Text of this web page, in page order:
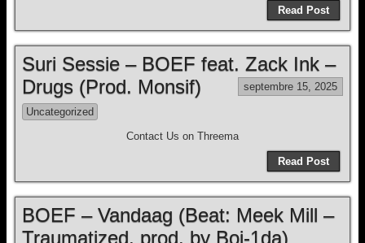
Read Post
Suri Sessie – BOEF feat. Zack Ink –
Drugs (Prod. Monsif)
septembre 15, 2025
Uncategorized
Contact Us on Threema
Read Post
BOEF – Vandaag (Beat: Meek Mill –
Traumatized, prod. by Boi-1da)